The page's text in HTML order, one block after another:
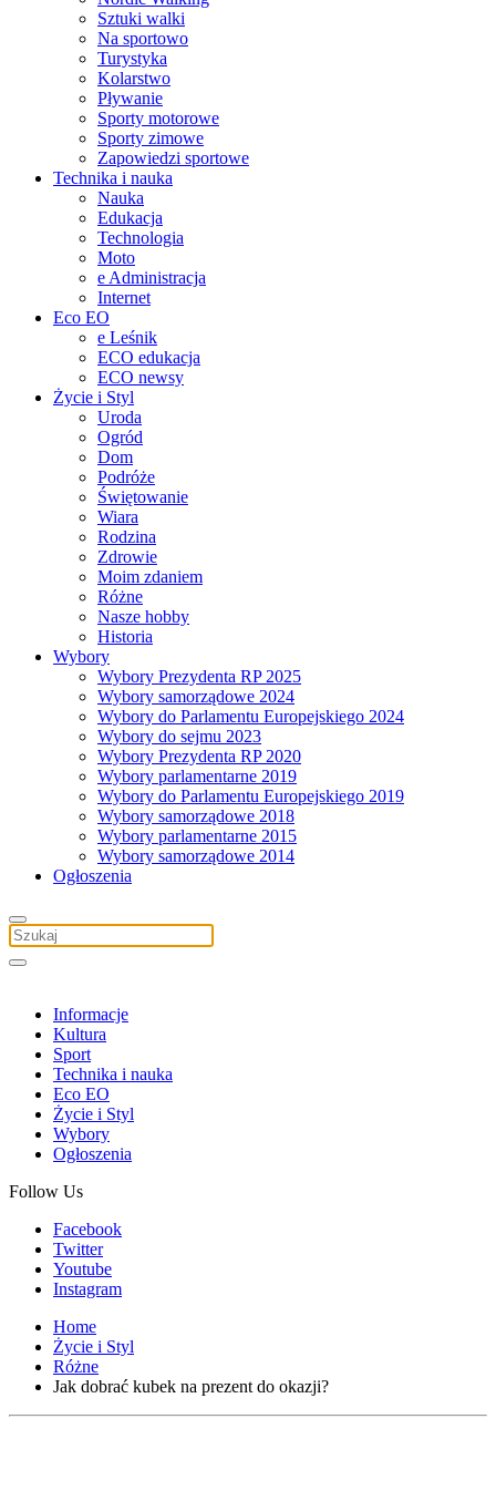
Sztuki walki
Na sportowo
Turystyka
Kolarstwo
Pływanie
Sporty motorowe
Sporty zimowe
Zapowiedzi sportowe
Technika i nauka
Nauka
Edukacja
Technologia
Moto
e Administracja
Internet
Eco EO
e Leśnik
ECO edukacja
ECO newsy
Życie i Styl
Uroda
Ogród
Dom
Podróże
Świętowanie
Wiara
Rodzina
Zdrowie
Moim zdaniem
Różne
Nasze hobby
Historia
Wybory
Wybory Prezydenta RP 2025
Wybory samorządowe 2024
Wybory do Parlamentu Europejskiego 2024
Wybory do sejmu 2023
Wybory Prezydenta RP 2020
Wybory parlamentarne 2019
Wybory do Parlamentu Europejskiego 2019
Wybory samorządowe 2018
Wybory parlamentarne 2015
Wybory samorządowe 2014
Ogłoszenia
Informacje
Kultura
Sport
Technika i nauka
Eco EO
Życie i Styl
Wybory
Ogłoszenia
Follow Us
Facebook
Twitter
Youtube
Instagram
Home
Życie i Styl
Różne
Jak dobrać kubek na prezent do okazji?